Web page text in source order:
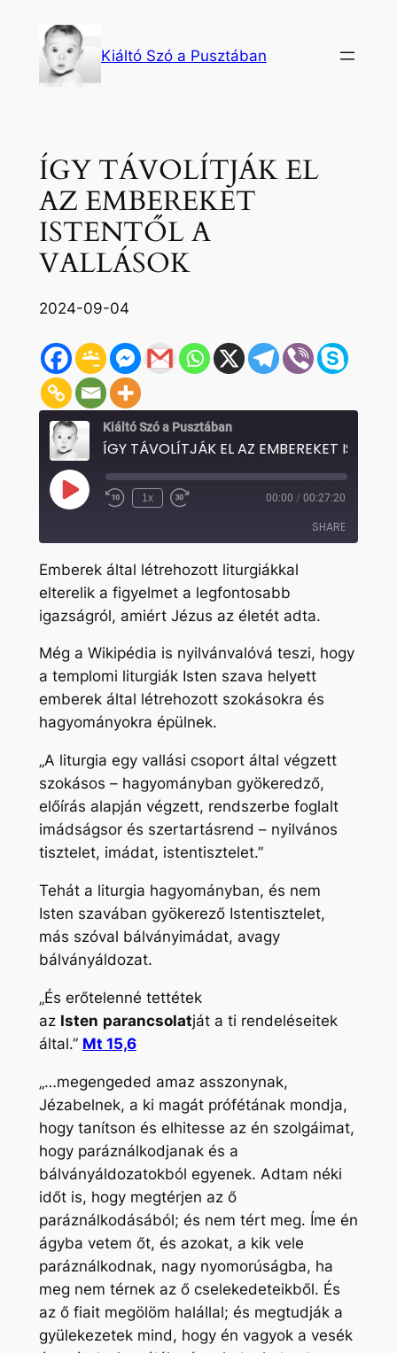
tartalomhoz
Kiáltó Szó a Pusztában
ÍGY TÁVOLÍTJÁK EL
AZ EMBEREKET
ISTENTŐL A
VALLÁSOK
2024-09-04
Kiáltó Szó a Pusztában
Play
Episode Rewind
1x
Fast
seconds
00:00 / 00:27:20
SHARE
SHARE
LINK
EMBED
Emberek által létrehozott liturgiákkal
elterelik a figyelmet a legfontosabb
igazságról, amiért Jézus az életét adta.
Még a Wikipédia is nyilvánvalóvá teszi, hogy
a templomi liturgiák Isten szava helyett
emberek által létrehozott szokásokra és
hagyományokra épülnek.
„A liturgia egy vallási csoport által végzett
szokásos – hagyományban gyökeredző,
előírás alapján végzett, rendszerbe foglalt
imádságsor és szertartásrend – nyilvános
tisztelet, imádat, istentisztelet.”
Tehát a liturgia hagyományban, és nem
Isten szavában gyökerező Istentisztelet,
más szóval bálványimádat, avagy
bálványáldozat.
„És erőtelenné tettétek
az Isten parancsolatját a ti rendeléseitek
által.” Mt 15,6
„…megengeded amaz asszonynak,
Jézabelnek, a ki magát prófétának mondja,
hogy tanítson és elhitesse az én szolgáimat,
hogy paráználkodjanak és a
bálványáldozatokból egyenek. Adtam néki
időt is, hogy megtérjen az ő
paráználkodásából; és nem tért meg. Íme én
ágyba vetem őt, és azokat, a kik vele
paráználkodnak, nagy nyomorúságba, ha
meg nem térnek az ő cselekedeteikből. És
az ő fiait megölöm halállal; és megtudják a
gyülekezetek mind, hogy én vagyok a vesék